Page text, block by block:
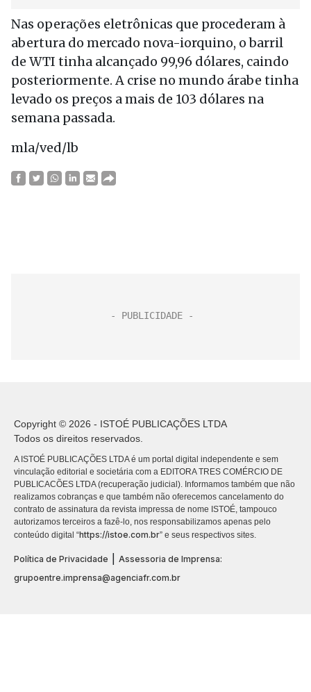
Nas operações eletrônicas que procederam à
abertura do mercado nova-iorquino, o barril
de WTI tinha alcançado 99,96 dólares, caindo
posteriormente. A crise no mundo árabe tinha
levado os preços a mais de 103 dólares na
semana passada.
mla/ved/lb
Copyright © 2026 - ISTOÉ PUBLICAÇÕES LTDA
Todos os direitos reservados.
A ISTOÉ PUBLICAÇÕES LTDA é um portal digital independente e sem
vinculação editorial e societária com a EDITORA TRES COMÉRCIO DE
PUBLICACÕES LTDA (recuperação judicial). Informamos também que não
realizamos cobranças e que também não oferecemos cancelamento do
contrato de assinatura da revista impressa de nome ISTOÉ, tampouco
autorizamos terceiros a fazê-lo, nos responsabilizamos apenas pelo
conteúdo digital “https://istoe.com.br” e seus respectivos sites.
Política de Privacidade
Assessoria de Imprensa:
grupoentre.imprensa@agenciafr.com.br